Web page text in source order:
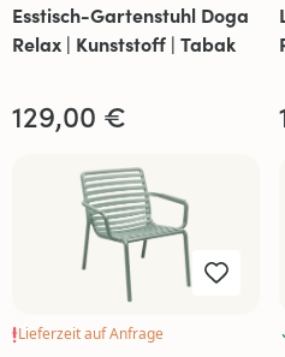
Esstisch-Gartenstuhl Doga
Relax | Kunststoff | Tabak
129,00 €
Lieferzeit auf Anfrage